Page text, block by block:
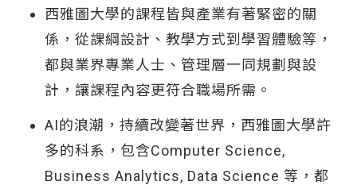
西雅圖大學的課程皆與產業有著緊密的關
係，從課綱設計、教學方式到學習體驗等，
都與業界專業人士、管理層一同規劃與設
計，讓課程內容更符合職場所需。
AI的浪潮，持續改變著世界，西雅圖大學許
多的科系，包含Computer Science,
Business Analytics, Data Science 等，都